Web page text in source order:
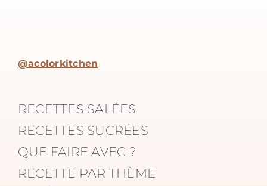
@acolorkitchen
RECETTES SALÉES
RECETTES SUCRÉES
QUE FAIRE AVEC ?
RECETTE PAR THÈME